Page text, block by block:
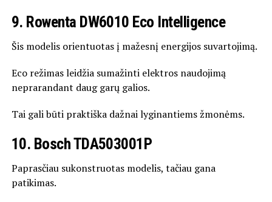
9. Rowenta DW6010 Eco Intelligence
Šis modelis orientuotas į mažesnį energijos suvartojimą.
Eco režimas leidžia sumažinti elektros naudojimą
neprarandant daug garų galios.
Tai gali būti praktiška dažnai lyginantiems žmonėms.
10. Bosch TDA503001P
Paprasčiau sukonstruotas modelis, tačiau gana
patikimas.